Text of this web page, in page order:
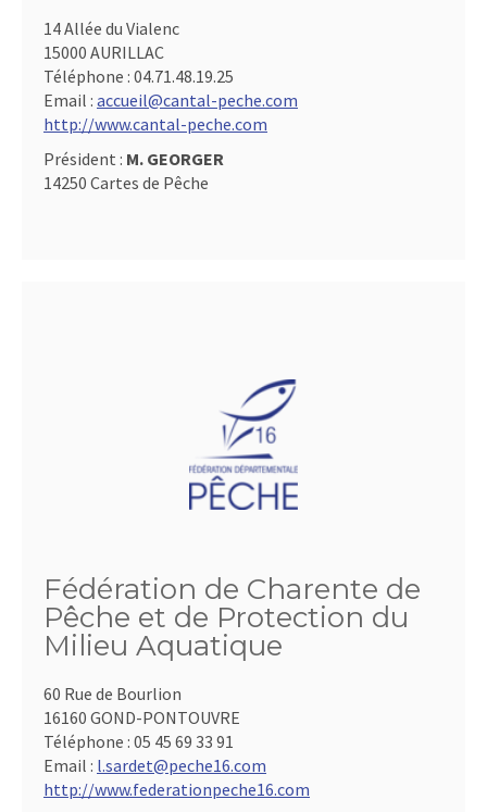
14 Allée du Vialenc
15000 AURILLAC
Téléphone : 04.71.48.19.25
Email : accueil@cantal-peche.com
http://www.cantal-peche.com
Président : M. GEORGER
14250 Cartes de Pêche
Fédération de Charente de
Pêche et de Protection du
Milieu Aquatique
60 Rue de Bourlion
16160 GOND-PONTOUVRE
Téléphone : 05 45 69 33 91
Email : l.sardet@peche16.com
http://www.federationpeche16.com